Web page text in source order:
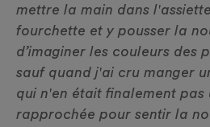
mettre la main dans
fourchette et y pousser la
d’imaginer les couleurs des
sauf quand j'ai cru manger
qui n'en était finalement pas
rapprochée pour sentir la